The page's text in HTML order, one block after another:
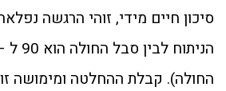
סיכון חיים מידי, זוהי הרגשה
החולה). קבלת ההחלטה ומימושה